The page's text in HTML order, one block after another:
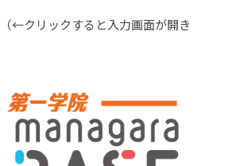
（←クリックすると入力画面が開き